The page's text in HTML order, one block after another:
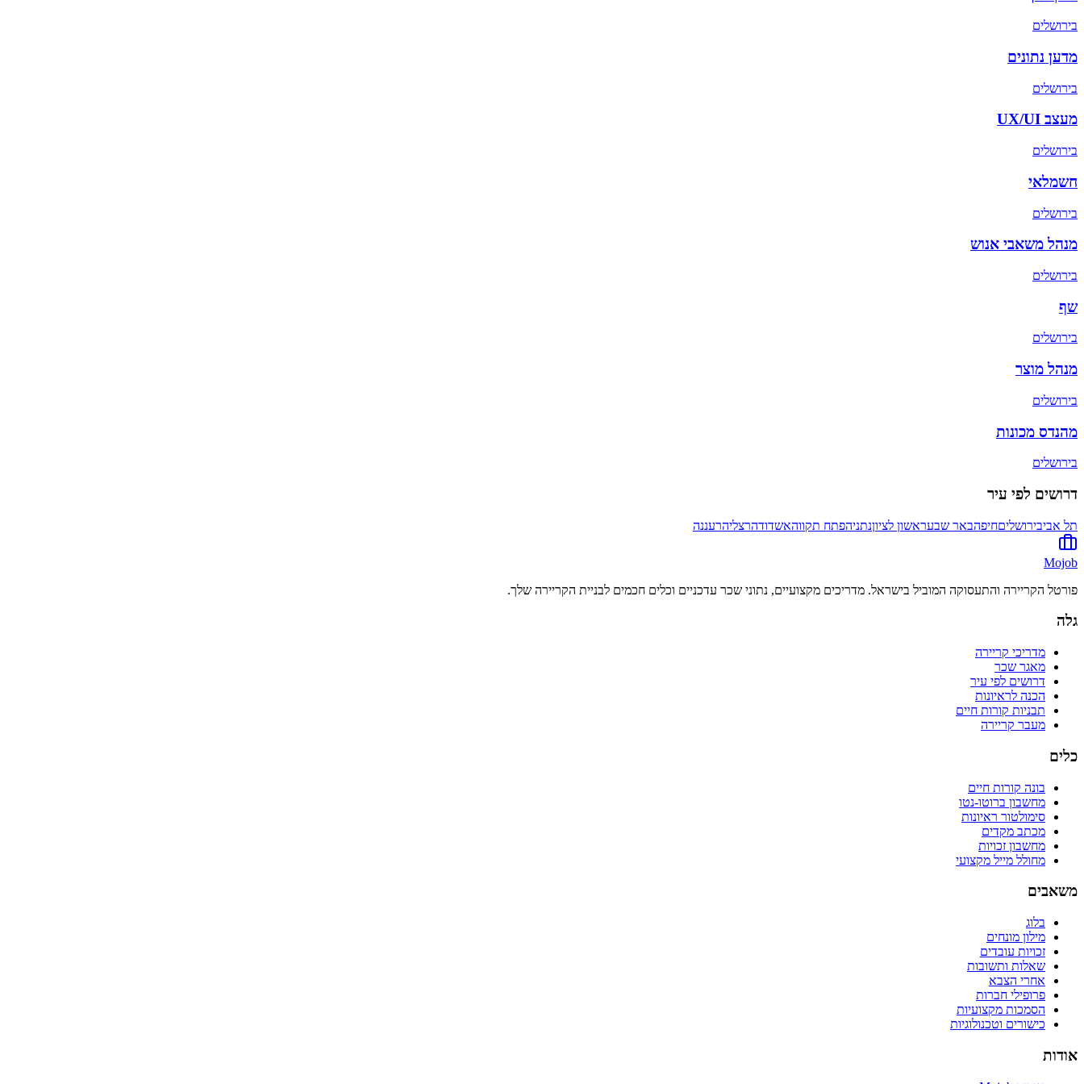
בירושלים
מדען נתונים
בירושלים
מעצב UX/UI
בירושלים
חשמלאי
בירושלים
מנהל משאבי אנוש
בירושלים
שף
בירושלים
מנהל מוצר
בירושלים
מהנדס מכונות
בירושלים
דרושים לפי עיר
תל אביבירושליםחיפהבאר שבעראשון לציוןנתניהפתח תקווהאשדודהרצליהרעננה
Mojob
פורטל הקריירה והתעסוקה המוביל בישראל. מדריכים מקצועיים, נתוני שכר עדכניים וכלים חכמים לבניית הקריירה שלך.
גלה
מדריכי קריירה
מאגר שכר
דרושים לפי עיר
הכנה לראיונות
תבניות קורות חיים
מעבר קריירה
כלים
בונה קורות חיים
מחשבון ברוטו-נטו
סימולטור ראיונות
מכתב מקדים
מחשבון זכויות
מחולל מייל מקצועי
משאבים
בלוג
מילון מונחים
זכויות עובדים
שאלות ותשובות
אחרי הצבא
פרופילי חברות
הסמכות מקצועיות
כישורים וטכנולוגיות
אודות